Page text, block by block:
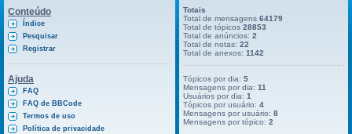
Conteúdo
Índice
Pesquisar
Registrar
Ajuda
FAQ
FAQ de BBCode
Termos de uso
Política de privacidade
Totais
Total de mensagens64179
Total de tópicos28853
Total de anúncios:2
Total de notas:22
Total de anexos:1142
Tópicos por dia:5
Mensagens por dia:11
Usuários por dia:1
Tópicos por usuário:4
Mensagens por usuário:8
Mensagens por tópico:2